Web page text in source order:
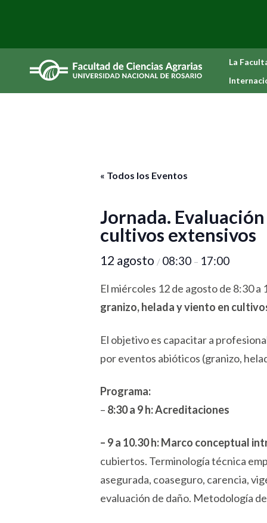
La
« Todos los Eventos
Jornada.
cultivos extensivos
12 agosto / 08:30 – 17:00
El miércoles 12 de agosto de 8:30
granizo, helada y viento en
El objetivo es capacitar a
por eventos abióticos (granizo,
Programa:
– 8:30 a 9 h: Acreditaciones
– 9 a 10.30 h: Marco conceptual
cubiertos. Terminología técnica
asegurada, coaseguro, carencia,
evaluación de daño. Metodología